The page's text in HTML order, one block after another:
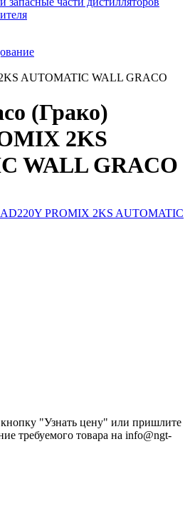
AUTOMATIC WALL GRACO
(Грако)
2KS
WALL GRACO
кнопку "Узнать цену" или пришлите
требуемого товара на info@ngt-